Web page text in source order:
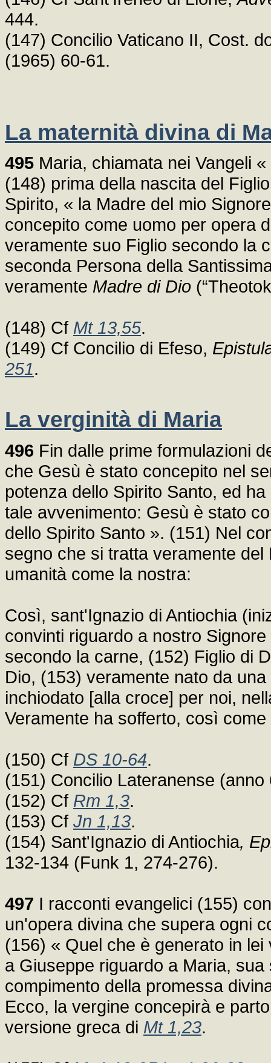
444.
(147) Concilio Vaticano II, Cost.
(1965) 60-61.
La maternità divina di
495 Maria, chiamata nei Vangeli
(148) prima della nascita del
Spirito, « la Madre del mio
concepito come uomo per opera
veramente suo Figlio secondo la
seconda Persona della
veramente Madre di Dio
(148) Cf Mt 13,55.
(149) Cf Concilio di Efeso,
251.
La verginità di Maria
496 Fin dalle prime formulazioni
che Gesù è stato concepito nel
potenza dello Spirito Santo, ed
tale avvenimento: Gesù è stato
dello Spirito Santo ». (151) Nel
segno che si tratta veramente
umanità come la nostra:
Così, sant'Ignazio di Antiochia
convinti riguardo a nostro
secondo la carne, (152) Figlio di
Dio, (153) veramente nato da
inchiodato [alla croce] per noi,
Veramente ha sofferto, così
(150) Cf DS 10-64.
(151) Concilio Lateranense
(152) Cf Rm 1,3.
(153) Cf Jn 1,13.
(154) Sant'Ignazio di Antiochia,
132-134 (Funk 1, 274-276).
497 I racconti evangelici (155)
un'opera divina che supera ogni
(156) « Quel che è generato in
a Giuseppe riguardo a Maria, sua
compimento della promessa
Ecco, la vergine concepirà e
versione greca di Mt 1,23.